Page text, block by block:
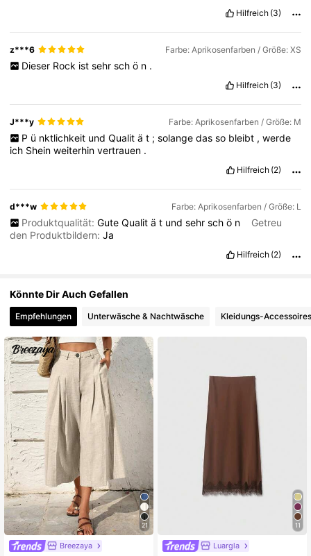
4,81 693K Follower
Hilfreich (3)
z***6 Farbe: Aprikosenfarben / Größe: XS
Dieser Rock ist sehr sch ö n .
Hilfreich (3)
J***y Farbe: Aprikosenfarben / Größe: M
P ü nktlichkeit und Qualit ä t ; solange das so bleibt , werde
ich Sheinweiterhinvertrauen .
Hilfreich (2)
d***w Farbe: Aprikosenfarben / Größe: L
Produktqualität: Gute Qualit ä t und sehr sch ö n
Getreu
den Produktbildern:Ja
Hilfreich (2)
Könnte Dir Auch Gefallen
Empfehlungen Unterwäsche & Nachtwäsche Kleidungs-Accessoires
21
Breezaya
11
Luargla